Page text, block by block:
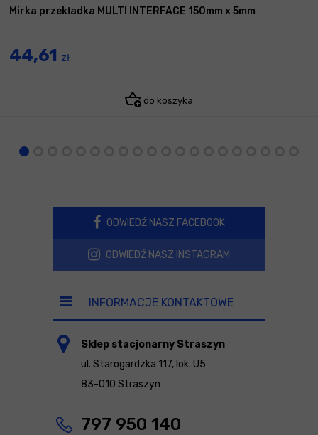
Mirka przekładka MULTI INTERFACE 150mm x 5mm
44,61 zł
do koszyka
ODWIEDŹ NASZ FACEBOOK
ODWIEDŹ NASZ INSTAGRAM
INFORMACJE KONTAKTOWE
Sklep stacjonarny Straszyn
ul. Starogardzka 117, lok. U5
83-010 Straszyn
797 950 140